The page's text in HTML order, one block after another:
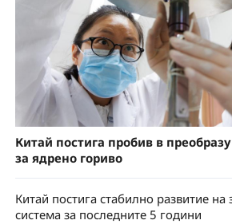
Китай постига пробив в
за ядрено гориво
Китай постига стабилно развитие на
система за последните 5 години